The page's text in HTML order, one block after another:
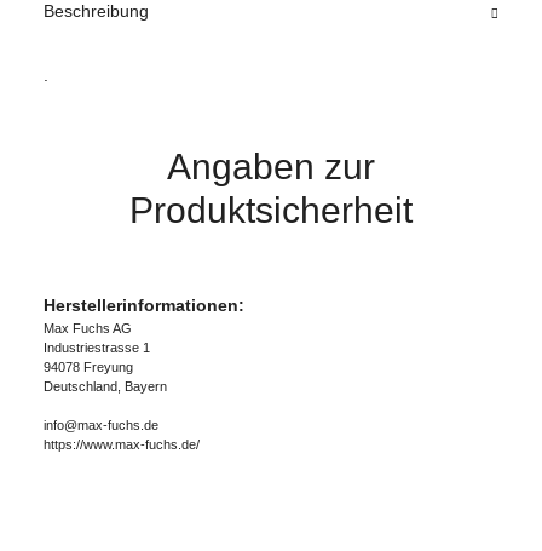
Beschreibung
.
Angaben zur
Produktsicherheit
Herstellerinformationen:
Max Fuchs AG
Industriestrasse 1
94078 Freyung
Deutschland, Bayern
info@max-fuchs.de
https://www.max-fuchs.de/